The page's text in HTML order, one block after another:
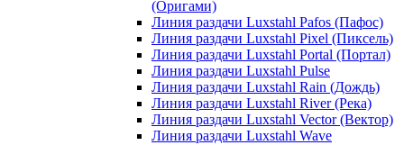
(Оригами)
Линия раздачи Luxstahl Pafos (Пафос)
Линия раздачи Luxstahl Pixel (Пиксель)
Линия раздачи Luxstahl Portal (Портал)
Линия раздачи Luxstahl Pulse
Линия раздачи Luxstahl Rain (Дождь)
Линия раздачи Luxstahl River (Река)
Линия раздачи Luxstahl Vector (Вектор)
Линия раздачи Luxstahl Wave